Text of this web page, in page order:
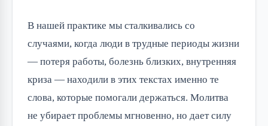
В нашей практике мы сталкивались со
случаями, когда люди в трудные периоды жизни
— потеря работы, болезнь близких, внутренняя
криза — находили в этих текстах именно те
слова, которые помогали держаться. Молитва
не убирает проблемы мгновенно, но дает силу